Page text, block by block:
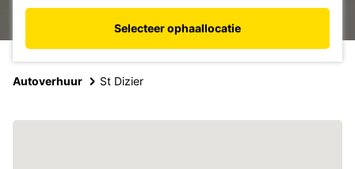
Selecteer ophaallocatie
Autoverhuur St Dizier